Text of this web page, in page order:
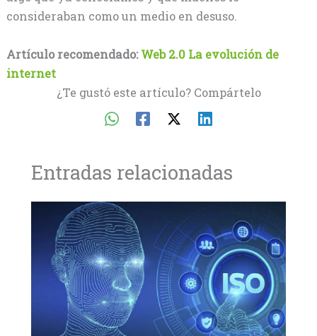
consideraban como un medio en desuso.
Artículo recomendado:Web 2.0 La evolución de
internet
¿Te gustó este artículo? Compártelo
Entradas relacionadas